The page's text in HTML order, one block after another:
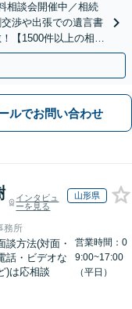
相談会開催中／相続
渉や出張での遺言書
【1500件以上の相談
ルでお問い合わせ
インタビュ
ーを見る
山形県
務所
談方法(対面・
話・ビデオな
)は応相談
営業時間：0
9:00~17:00
（平日）